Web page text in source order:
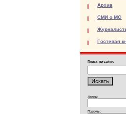
Архив
СМИ о МО
Гостевая
Поиск по сайту:
Логин:
Пароль: